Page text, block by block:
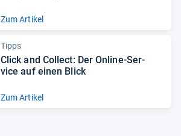
Zum Artikel
Tipps
Click and Col­lect: Der Online-​Ser­
vice auf einen Blick
Zum Artikel